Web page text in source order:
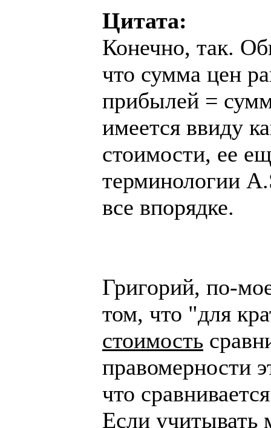
Цитата:
Конечно, так.
что сумма цен
прибылей =
имеется ввиду
стоимости, ее
терминологии
все впорядке.
Григорий, по-
том, что "для
стоимость
правомерности
что
Если учитывать